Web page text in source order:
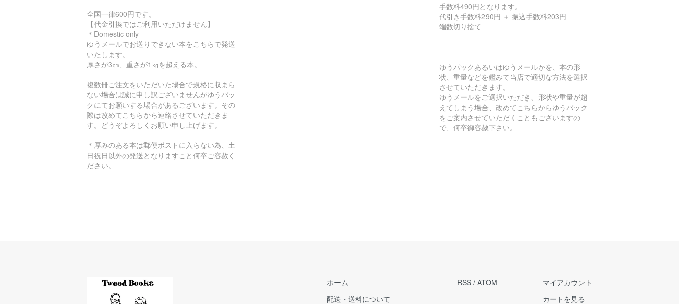
全国一律600円です。
【代金引換ではご利用いただけません】
＊Domestic only
ゆうメールでお送りできない本をこちらで発送
いたします。
厚さが3㎝、重さが1㎏を超える本。
複数冊ご注文をいただいた場合で規格に収まら
ない場合は誠に申し訳ございませんがゆうパッ
クにてお願いする場合があるございます。その
際は改めてこちらから連絡させていただきま
す。どうぞよろしくお願い申し上げます。
＊厚みのある本は郵便ポストに入らない為、土
日祝日以外の発送となりますこと何卒ご容赦く
ださい。
手数料490円となります。
代引き手数料290円 ＋ 振込手数料203円
端数切り捨て
ゆうパックあるいはゆうメールかを、本の形
状、重量などを鑑みて当店で適切な方法を選択
させていただきます。
ゆうメールをご選択いただき、形状や重量が超
えてしまう場合、改めてこちらからゆうパック
をご案内させていただくこともございますの
で、何卒御容赦下さい。
ホーム
配送・送料について
RSS / ATOM
マイアカウント
カートを見る